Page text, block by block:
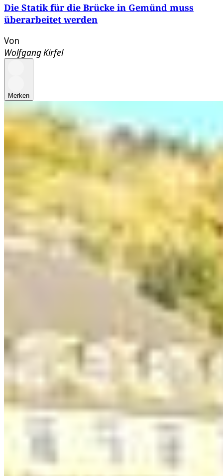
Die Statik für die Brücke in Gemünd muss
überarbeitet werden
Von
Wolfgang Kirfel
Merken